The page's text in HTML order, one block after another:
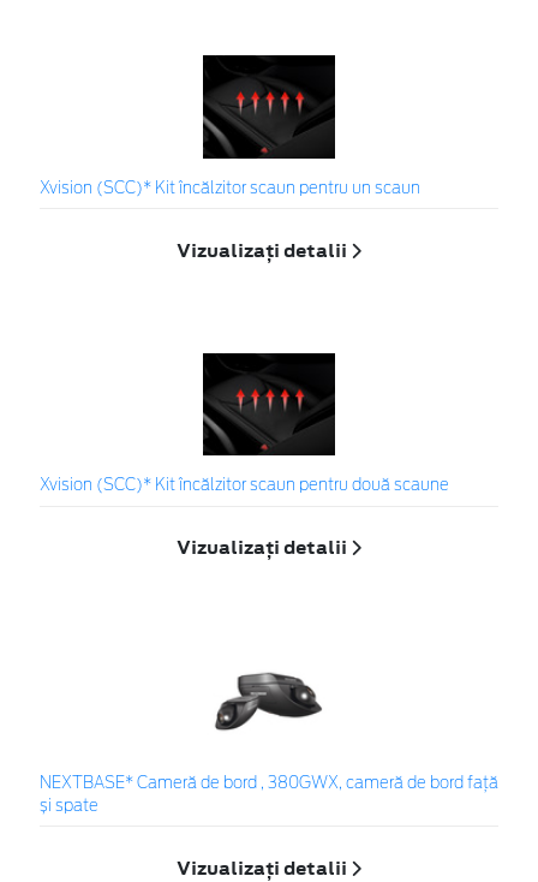
Xvision (SCC)* Kit încălzitor scaun pentru un scaun
Vizualizați detalii
Xvision (SCC)* Kit încălzitor scaun pentru două scaune
Vizualizați detalii
NEXTBASE* Cameră de bord , 380GWX, cameră de bord față
și spate
Vizualizați detalii